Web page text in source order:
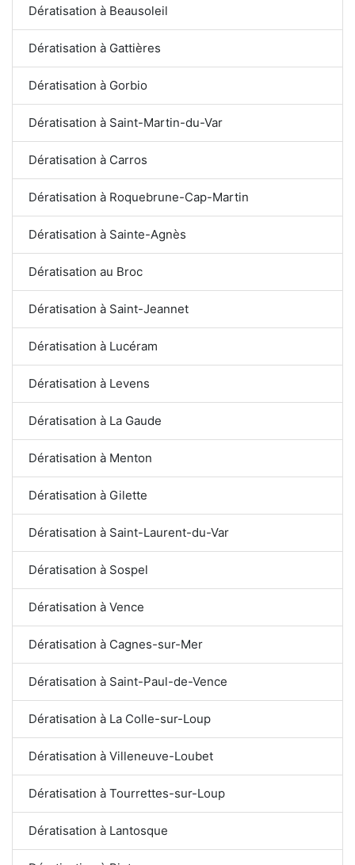
Dératisation à Beausoleil
Dératisation à Gattières
Dératisation à Gorbio
Dératisation à Saint-Martin-du-Var
Dératisation à Carros
Dératisation à Roquebrune-Cap-Martin
Dératisation à Sainte-Agnès
Dératisation au Broc
Dératisation à Saint-Jeannet
Dératisation à Lucéram
Dératisation à Levens
Dératisation à La Gaude
Dératisation à Menton
Dératisation à Gilette
Dératisation à Saint-Laurent-du-Var
Dératisation à Sospel
Dératisation à Vence
Dératisation à Cagnes-sur-Mer
Dératisation à Saint-Paul-de-Vence
Dératisation à La Colle-sur-Loup
Dératisation à Villeneuve-Loubet
Dératisation à Tourrettes-sur-Loup
Dératisation à Lantosque